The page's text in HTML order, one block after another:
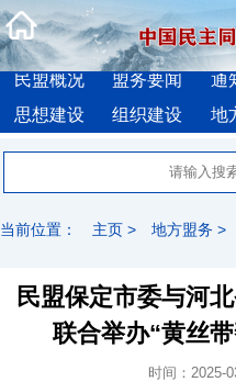
民盟概况 盟务要闻 通
思想建设
组织建设 地
当前位置： 主页 > 地方盟务 >
民盟保定市委与河
联合举办“黄丝
时间：2025-